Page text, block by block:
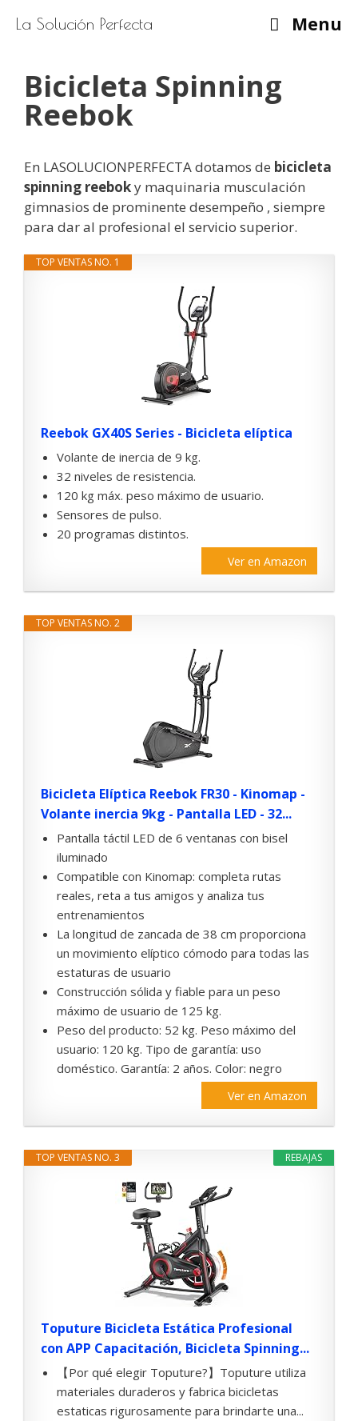
La Solución Perfecta Menu
Bicicleta Spinning
Reebok
En LASOLUCIONPERFECTA dotamos de bicicleta
spinning reeboky maquinaria musculación
gimnasios de prominente desempeño , siempre
para dar al profesional el servicio superior.
TOP VENTAS NO. 1
Reebok GX40S Series - Bicicleta elíptica
Volante de inercia de 9 kg.
32 niveles de resistencia.
120 kg máx. peso máximo de usuario.
Sensores de pulso.
20 programas distintos.
Ver en Amazon
TOP VENTAS NO. 2
Bicicleta Elíptica Reebok FR30 - Kinomap -
Volante inercia 9kg - Pantalla LED - 32...
Pantalla táctil LED de 6 ventanas con bisel
iluminado
Compatible con Kinomap: completa rutas
reales, reta a tus amigos y analiza tus
entrenamientos
La longitud de zancada de 38 cm proporciona
un movimiento elíptico cómodo para todas las
estaturas de usuario
Construcción sólida y fiable para un peso
máximo de usuario de 125 kg.
Peso del producto: 52 kg. Peso máximo del
usuario: 120 kg. Tipo de garantía: uso
doméstico. Garantía: 2 años. Color: negro
Ver en Amazon
REBAJAS
TOP VENTAS NO. 3
Toputure Bicicleta Estática Profesional
con APP Capacitación, Bicicleta Spinning...
【Por qué elegir Toputure?】Toputure utiliza
materiales duraderos y fabrica bicicletas
estaticas rigurosamente para brindarte una...